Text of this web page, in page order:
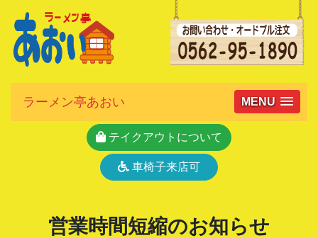
ラーメン亭あおい MENU
テイクアウトについて
車椅子来店可
営業時間短縮のお知らせ